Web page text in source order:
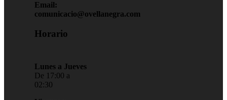
Email:
comunicacio@ovellanegra.com
Horario
Lunes a Jueves
De 17:00 a
02:30